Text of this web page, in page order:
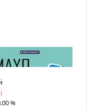
x MAYO CLINIC. CARTEA
DESPRE DIABETUL
%